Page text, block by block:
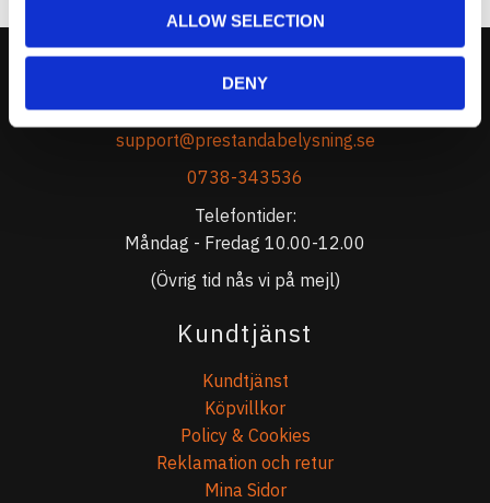
ALLOW SELECTION
DENY
Kontakta Oss
support@prestandabelysning.se
0738-343536
Telefontider:
Måndag - Fredag 10.00-12.00
(Övrig tid nås vi på mejl)
Kundtjänst
Kundtjänst
Köpvillkor
Policy & Cookies
Reklamation och retur
Mina Sidor